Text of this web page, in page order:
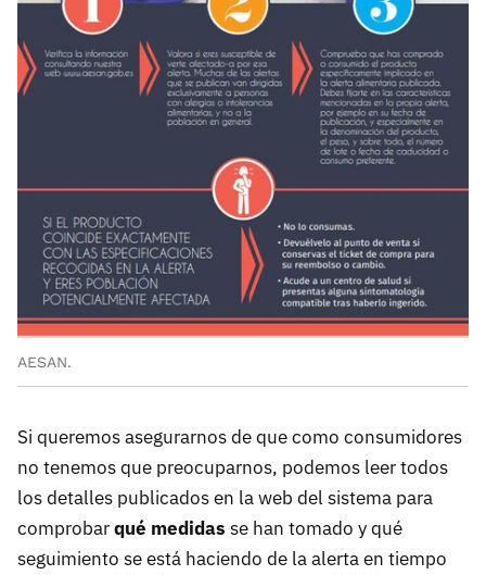
AESAN.
Si queremos asegurarnos de que como consumidores
no tenemos que preocuparnos, podemos leer todos
los detalles publicados en la web del sistema para
comprobarqué medidas se han tomado y qué
seguimiento se está haciendo de la alerta en tiempo